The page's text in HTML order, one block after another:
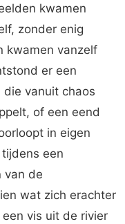
kwamen
zonder enig
kwamen vanzelf
er een
die vanuit chaos
of een eend
in eigen
een
van de
wat zich erachter
vis uit de rivier